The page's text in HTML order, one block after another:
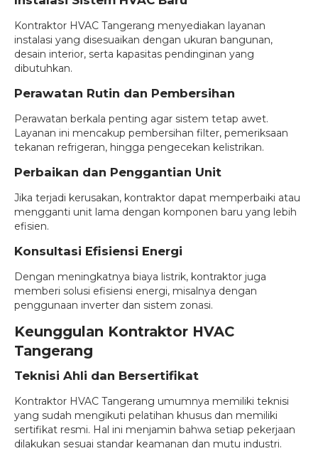
Kontraktor HVAC Tangerang menyediakan layanan
instalasi yang disesuaikan dengan ukuran bangunan,
desain interior, serta kapasitas pendinginan yang
dibutuhkan.
Perawatan Rutin dan Pembersihan
Perawatan berkala penting agar sistem tetap awet.
Layanan ini mencakup pembersihan filter, pemeriksaan
tekanan refrigeran, hingga pengecekan kelistrikan.
Perbaikan dan Penggantian Unit
Jika terjadi kerusakan, kontraktor dapat memperbaiki atau
mengganti unit lama dengan komponen baru yang lebih
efisien.
Konsultasi Efisiensi Energi
Dengan meningkatnya biaya listrik, kontraktor juga
memberi solusi efisiensi energi, misalnya dengan
penggunaan inverter dan sistem zonasi.
Keunggulan Kontraktor HVAC
Tangerang
Teknisi Ahli dan Bersertifikat
Kontraktor HVAC Tangerang umumnya memiliki teknisi
yang sudah mengikuti pelatihan khusus dan memiliki
sertifikat resmi. Hal ini menjamin bahwa setiap pekerjaan
dilakukan sesuai standar keamanan dan mutu industri.